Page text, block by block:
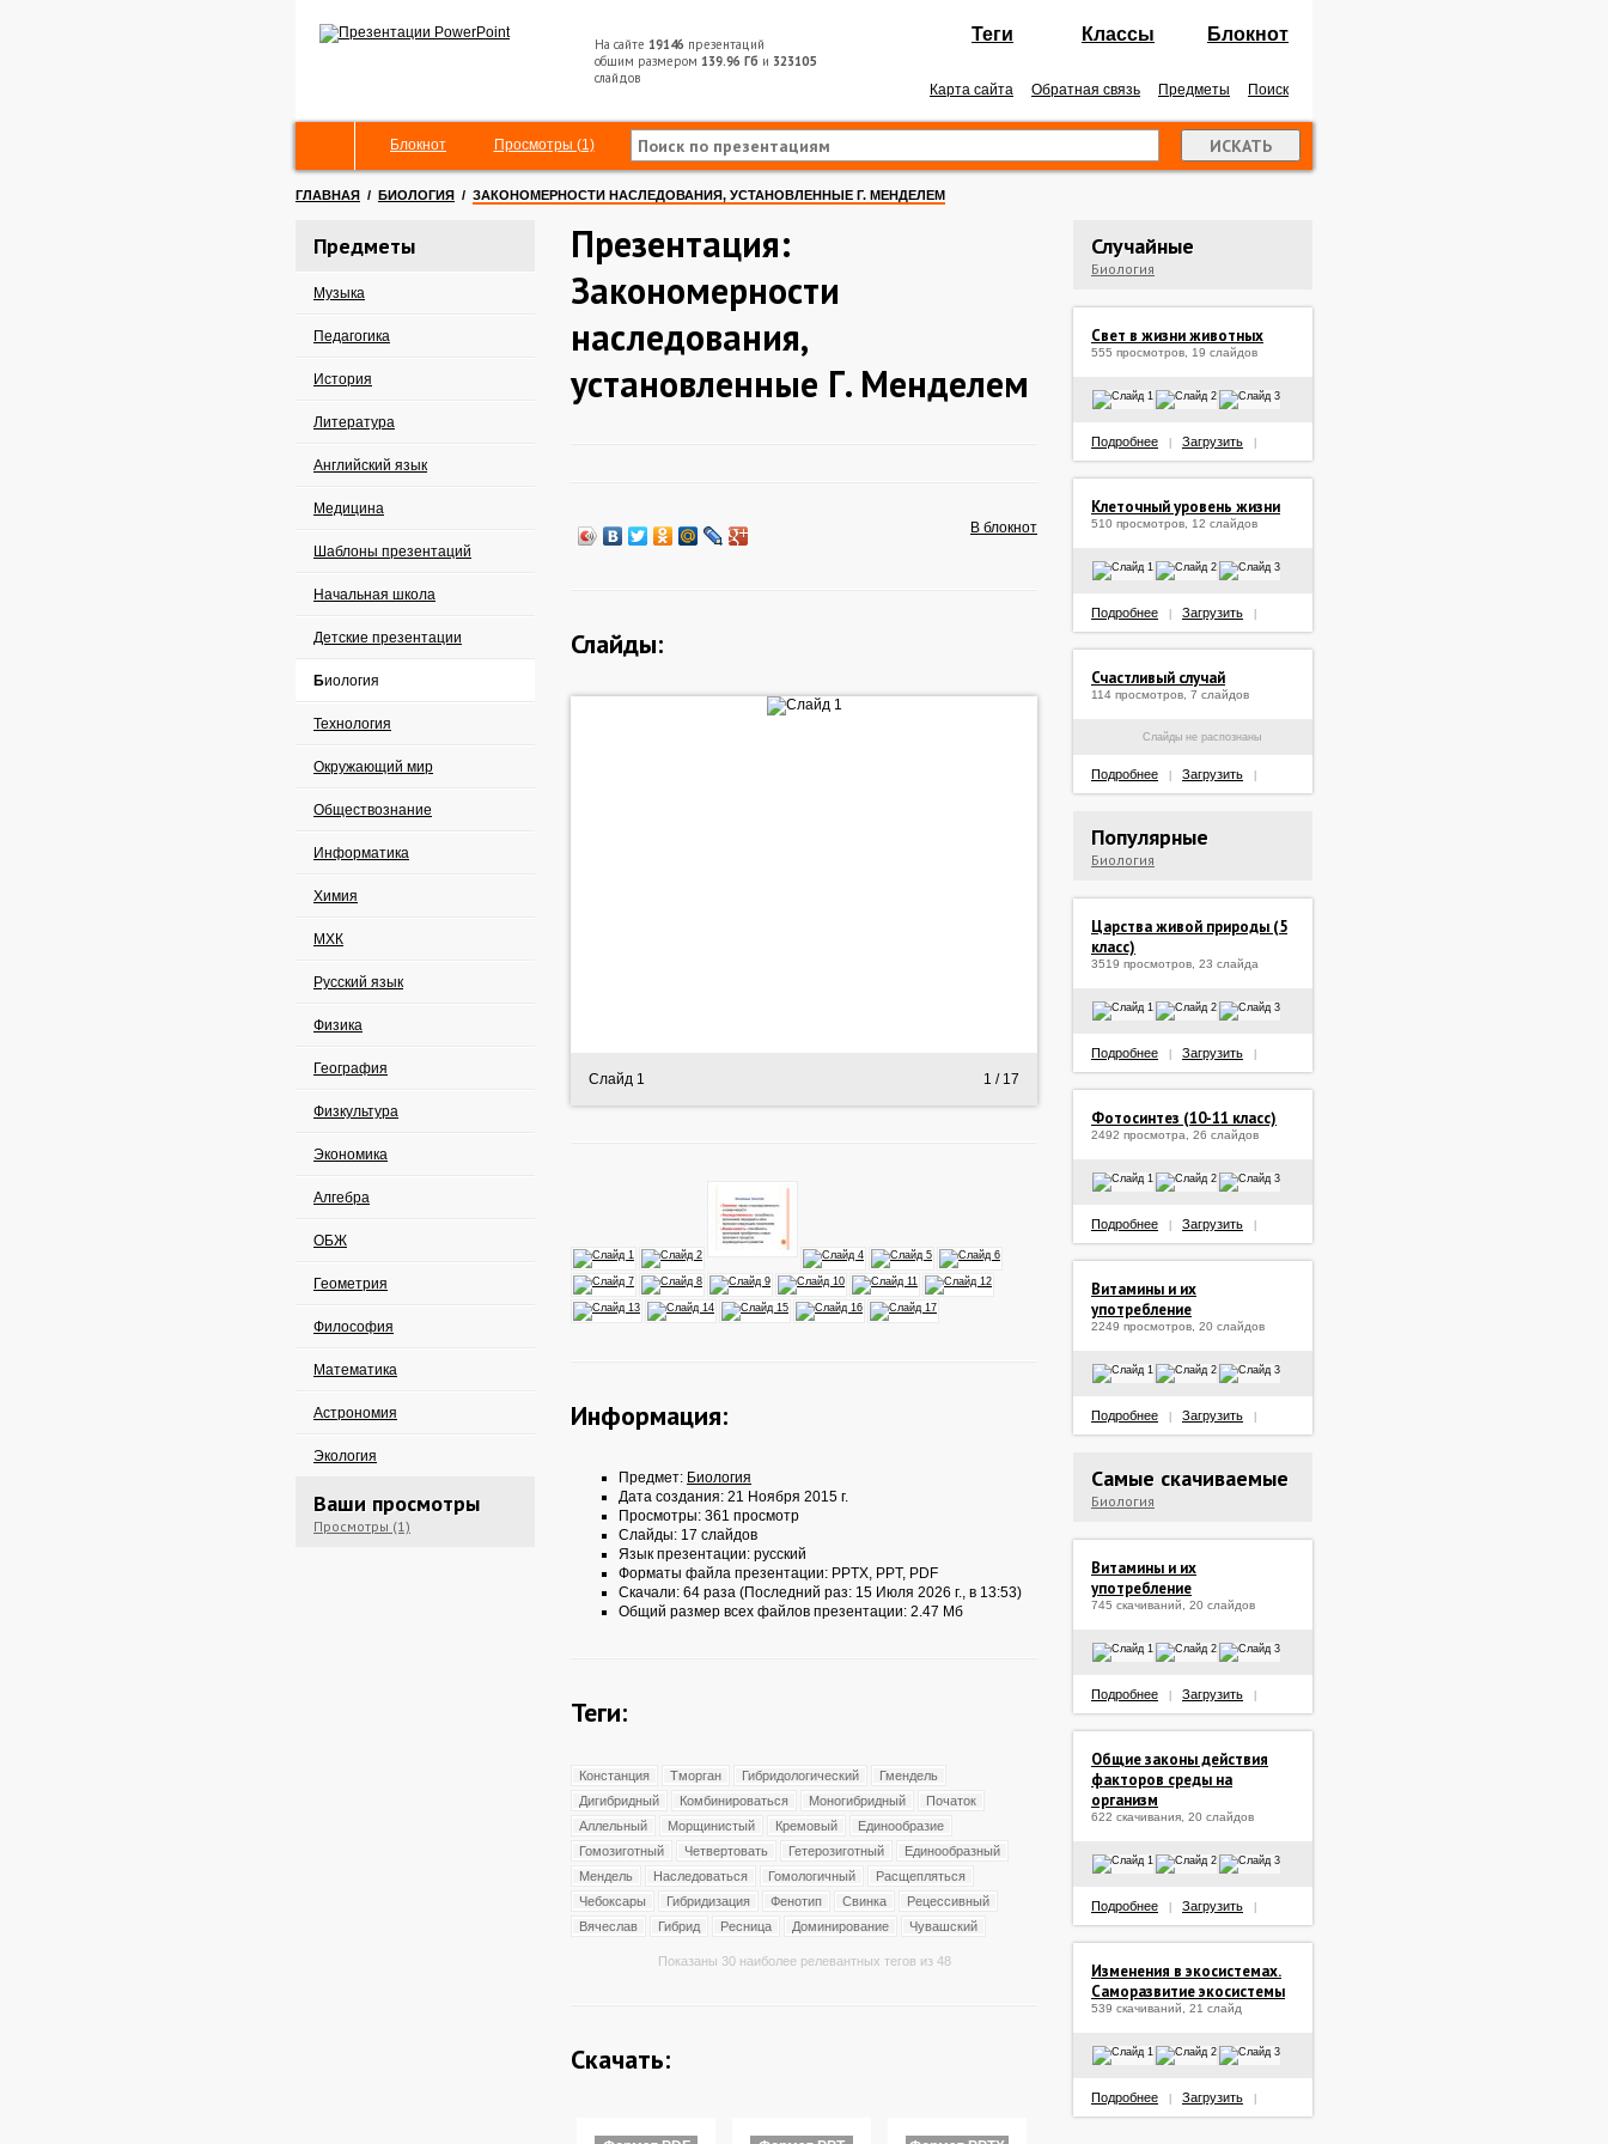
На сайте 19146 презентаций
общим размером 139.96 Гб и 323105
слайдов
Теги Классы Блокнот
Карта сайта Обратная связь Предметы Поиск
Блокнот Просмотры (1)
ГЛАВНАЯ / БИОЛОГИЯ / ЗАКОНОМЕРНОСТИ НАСЛЕДОВАНИЯ, УСТАНОВЛЕННЫЕ Г. МЕНДЕЛЕМ
Предметы
Музыка
Педагогика
История
Литература
Английский язык
Медицина
Шаблоны презентаций
Начальная школа
Детские презентации
Биология
Технология
Окружающий мир
Обществознание
Информатика
Химия
МХК
Русский язык
Физика
География
Физкультура
Экономика
Алгебра
ОБЖ
Геометрия
Философия
Математика
Астрономия
Экология
Ваши просмотры
Просмотры (1)
Презентация:
Закономерности
наследования,
установленные Г. Менделем
В блокнот
Слайды:
Слайд 1 1 / 17
Информация:
Предмет: Биология
Дата создания: 21 Ноября 2015 г.
Просмотры: 361 просмотр
Слайды: 17 слайдов
Язык презентации: русский
Форматы файла презентации: PPTX, PPT, PDF
Скачали: 64 раза (Последний раз: 15 Июля 2026 г., в 13:53)
Общий размер всех файлов презентации: 2.47 Мб
Теги:
Констанция Тморган Гибридологический
Гмендель
Дигибридный
Комбинироваться Моногибридный
Початок
Аллельный
Морщинистый Кремовый
Единообразие
Гомозиготный
Четвертовать Гетерозиготный
Единообразный
Мендель
Наследоваться Гомологичный
Расщепляться
Чебоксары
Гибридизация Фенотип Свинка
Рецессивный
Вячеслав
Гибрид Ресница Доминирование Чувашский
Показаны 30 наиболее релевантных тегов из 48
Скачать:
Случайные
Биология
Свет в жизни животных
555 просмотров, 19 слайдов
Подробнее Загрузить
Клеточный уровень жизни
510 просмотров, 12 слайдов
Подробнее Загрузить
Счастливый случай
114 просмотров, 7 слайдов
Слайды не распознаны
Подробнее Загрузить
Популярные
Биология
Царства живой природы (5
класс)
3519 просмотров, 23 слайда
Подробнее Загрузить
Фотосинтез (10-11 класс)
2492 просмотра, 26 слайдов
Подробнее Загрузить
Витамины и их
употребление
2249 просмотров, 20 слайдов
Подробнее Загрузить
Самые скачиваемые
Биология
Витамины и их
употребление
745 скачиваний, 20 слайдов
Подробнее Загрузить
Общие законы действия
факторов среды на
организм
622 скачивания, 20 слайдов
Подробнее Загрузить
Изменения в экосистемах.
Саморазвитие экосистемы
539 скачиваний, 21 слайд
Подробнее Загрузить